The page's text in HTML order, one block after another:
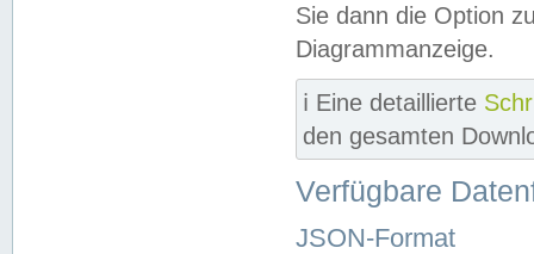
Sie dann die Option
Diagrammanzeige.
ℹ️ Eine detaillierte
den gesamten
Verfügbare
JSON-Format